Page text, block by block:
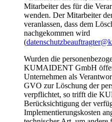
Mitarbeiter des für die
wenden. Der Mitarbeiter
veranlassen, dass dem
nachgekommen wird
(
Wurden die
KUMAIDENT GmbH
Unternehmen als
GVO zur Löschung der
verpflichtet, so trifft die
Berücksichtigung der
Implementierungskosten